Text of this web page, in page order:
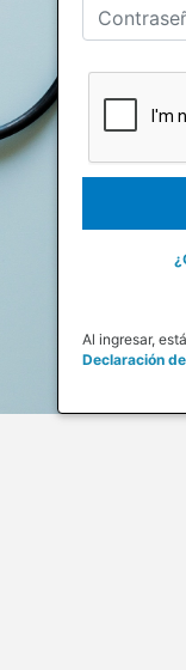
Al ingresar,
Declaración